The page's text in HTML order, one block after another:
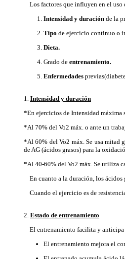
Los factores que influyen en el uso
Intensidad y duración de la
Tipo de ejercicio continuo o
Dieta.
Grado de entrenamiento.
Enfermedades
1. Intensidad y duración
*En ejercicios de Intensidad máxima
*Al 70% del Vo2 máx. o ante un
*Al 60% del Vo2 máx. Se usa mitad
de AG (ácidos grasos) para la
*Al 40-60% del Vo2 máx. Se utiliza
En cuanto a la duración, los ácidos
Cuando el ejercicio es de
2. Estado de entrenamiento
El entrenamiento facilita y anticipa
El entrenamiento mejora el